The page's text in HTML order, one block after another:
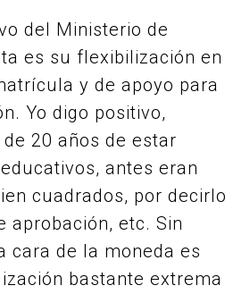
del Ministerio de
es su flexibilización en
y de apoyo para
Yo digo positivo,
20 años de estar
antes eran
cuadrados, por decirlo
aprobación, etc. Sin
cara de la moneda es
bastante extrema